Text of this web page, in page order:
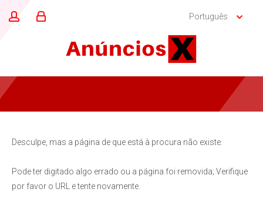
Português
Desculpe, mas a página de que está à procura não existe.
Pode ter digitado algo errado ou a página foi removida; Verifique
por favor o URL e tente novamente.